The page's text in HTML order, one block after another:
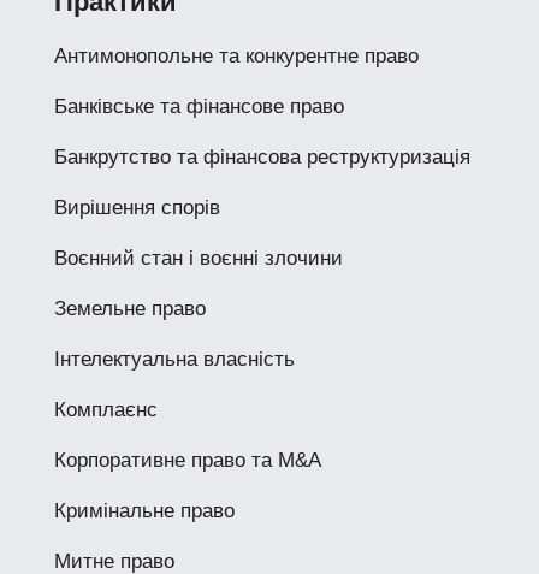
Антимонопольне та конкурентне право
Банківське та фінансове право
Банкрутство та фінансова реструктуризація
Вирішення спорів
Воєнний стан і воєнні злочини
Земельне право
Інтелектуальна власність
Комплаєнс
Корпоративне право та M&A
Кримінальне право
Митне право